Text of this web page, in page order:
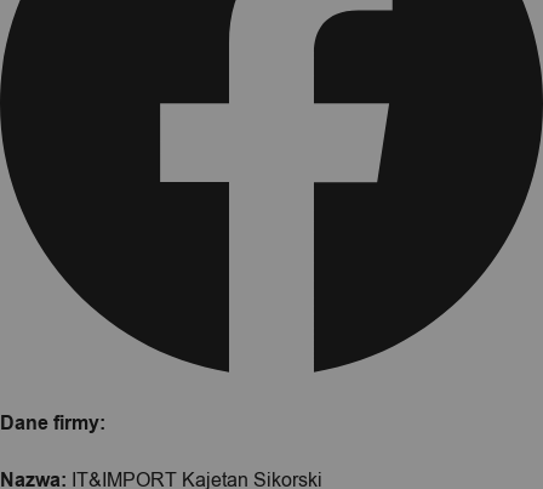
Dane firmy:
Nazwa: IT&IMPORT Kajetan Sikorski